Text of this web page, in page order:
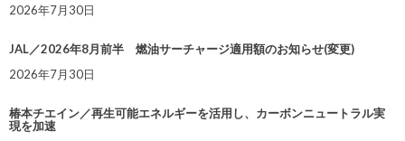
2026年7月30日
JAL／2026年8月前半 燃油サーチャージ適用額のお知らせ(変更)
2026年7月30日
椿本チエイン／再生可能エネルギーを活用し、カーボンニュートラル実
現を加速